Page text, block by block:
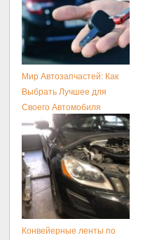
Мир Автозапчастей: Как
Выбрать Лучшее для
Своего Автомобиля
Конвейерные ленты по